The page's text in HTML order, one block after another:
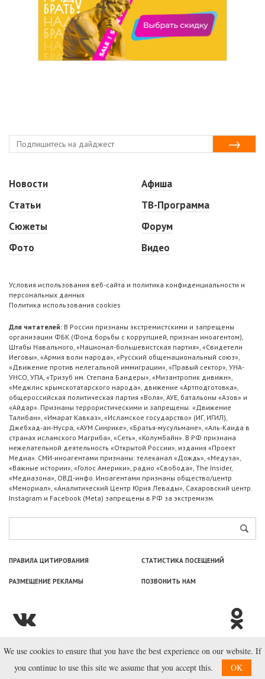
Новости
Статьи
Сюжеты
Фото
Афиша
ТВ-Программа
Форум
Видео
Условия использования веб-сайта и политика конфиденциальности и
персональных данных
Политика использования cookies
Для читателей: В России признаны экстремистскими и запрещены
организации ФБК (Фонд борьбы с коррупцией, признан иноагентом),
Штабы Навального, «Национал-большевистская партия», «Свидетели
Иеговы», «Армия воли народа», «Русский общенациональный союз»,
«Движение против нелегальной иммиграции», «Правый сектор», УНА-
УНСО, УПА, «Тризуб им. Степана Бандеры», «Мизантропик дивижн»,
«Меджлис крымскотатарского народа», движение «Артподготовка»,
общероссийская политическая партия «Воля», АУЕ, батальоны «Азов» и
«Айдар». Признаны террористическими и запрещены: «Движение
Талибан», «Имарат Кавказ», «Исламское государство» (ИГ, ИГИЛ),
Джебхад-ан-Нусра, «АУМ Синрике», «Братья-мусульмане», «Аль-Каида в
странах исламского Магриба», «Сеть», «Колумбайн». В РФ признана
нежелательной деятельность «Открытой России», издания «Проект
Медиа». СМИ-иноагентами признаны: телеканал «Дождь», «Медуза»,
«Важные истории», «Голос Америки», радио «Свобода», The Insider,
«Медиазона», ОВД-инфо. Иноагентами признаны общество/центр
«Мемориал», «Аналитический Центр Юрия Левады», Сахаровский центр.
Instagram и Facebook (Metа) запрещены в РФ за экстремизм.
ПРАВИЛА ЦИТИРОВАНИЯ СТАТИСТИКА ПОСЕЩЕНИЙ
РАЗМЕЩЕНИЕ РЕКЛАМЫ ПОЗВОНИТЬ НАМ
© ООО «Лаборатория Новоcтей», 2003—2026.
We use cookies to ensure that you have the best experience on our website. If
you continue to use this site we assume that you accept this.
OK